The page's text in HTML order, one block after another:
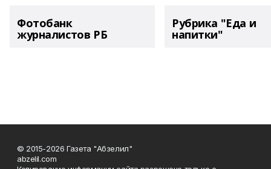
Фотобанк
журналистов РБ
Рубрика "Еда и
напитки"
© 2015-2026 Газета "Абзелил"
abzelil.com